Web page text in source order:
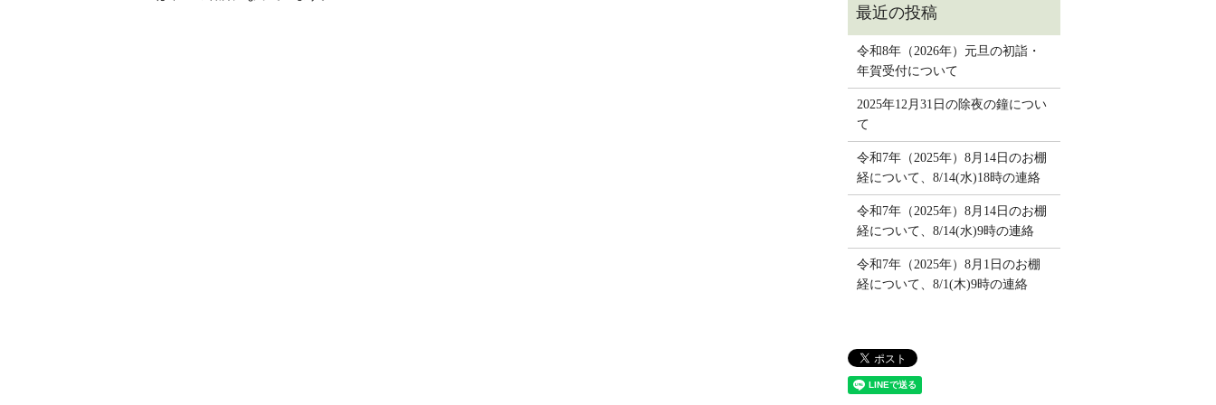
令和8年（2026年）元旦の初詣・
年賀受付について
2025年12月31日の除夜の鐘につい
て
令和7年（2025年）8月14日のお棚
経について、8/14(水)18時の連絡
令和7年（2025年）8月14日のお棚
経について、8/14(水)9時の連絡
令和7年（2025年）8月1日のお棚
経について、8/1(木)9時の連絡